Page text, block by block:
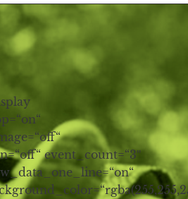
event_count=“3″